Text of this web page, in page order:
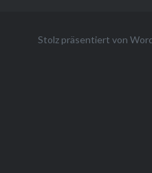
Stolz präsentiert von